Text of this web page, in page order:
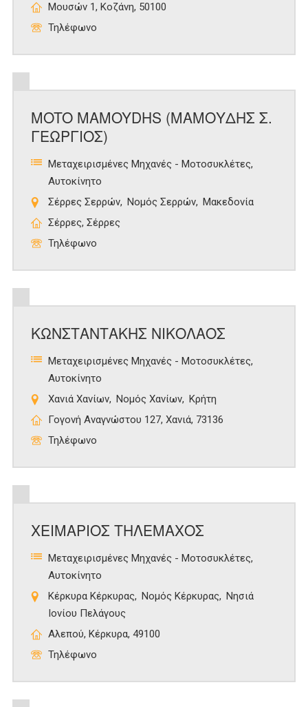
Μουσών 1, Κοζάνη, 50100
Τηλέφωνο
MOTO MAMOYDHS (ΜΑΜΟΥΔΗΣ Σ.
ΓΕΩΡΓΙΟΣ)
Μεταχειρισμένες Μηχανές - Μοτοσυκλέτες
Αυτοκίνητο
Σέρρες Σερρών
Νομός Σερρών
Μακεδονία
Σέρρες, Σέρρες
Τηλέφωνο
ΚΩΝΣΤΑΝΤΑΚΗΣ ΝΙΚΟΛΑΟΣ
Μεταχειρισμένες Μηχανές - Μοτοσυκλέτες
Αυτοκίνητο
Χανιά Χανίων
Νομός Χανίων
Κρήτη
Γογονή Αναγνώστου 127, Χανιά, 73136
Τηλέφωνο
ΧΕΙΜΑΡΙΟΣ ΤΗΛΕΜΑΧΟΣ
Μεταχειρισμένες Μηχανές - Μοτοσυκλέτες
Αυτοκίνητο
Κέρκυρα Κέρκυρας
Νομός Κέρκυρας
Νησιά
Ιονίου Πελάγους
Αλεπού, Κέρκυρα, 49100
Τηλέφωνο